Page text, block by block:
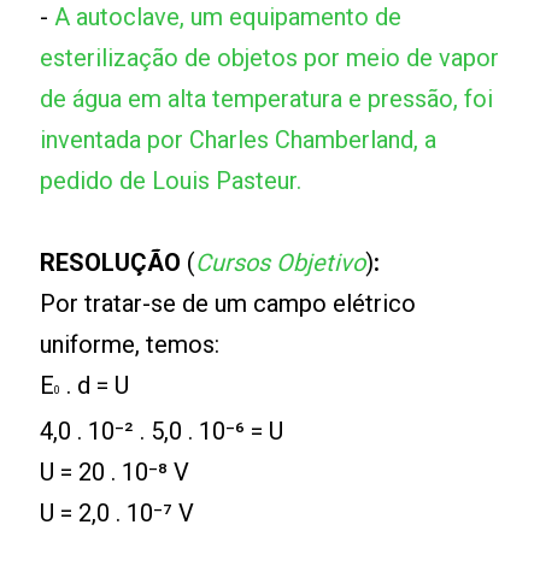
- A autoclave, um equipamento de
esterilização de objetos por meio de vapor
de água em alta temperatura e pressão, foi
inventada por Charles Chamberland, a
pedido de Louis Pasteur.
RESOLUÇÃO (Cursos Objetivo):
Por tratar-se de um campo elétrico
uniforme, temos:
E0
. d = U
4,0 . 10⁻² . 5,0 . 10⁻⁶ = U
U = 20 . 10⁻⁸ V
U = 2,0 . 10⁻⁷ V